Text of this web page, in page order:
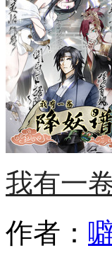
我有一
作者：